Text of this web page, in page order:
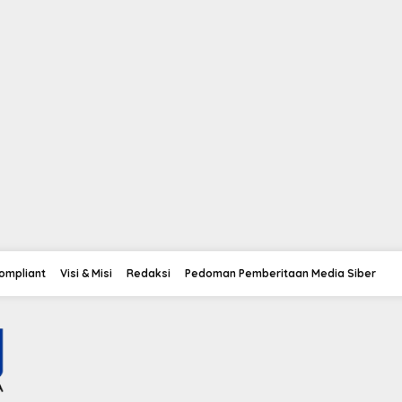
Visi & Misi Redaksi Pedoman Pemberitaan Media Siber